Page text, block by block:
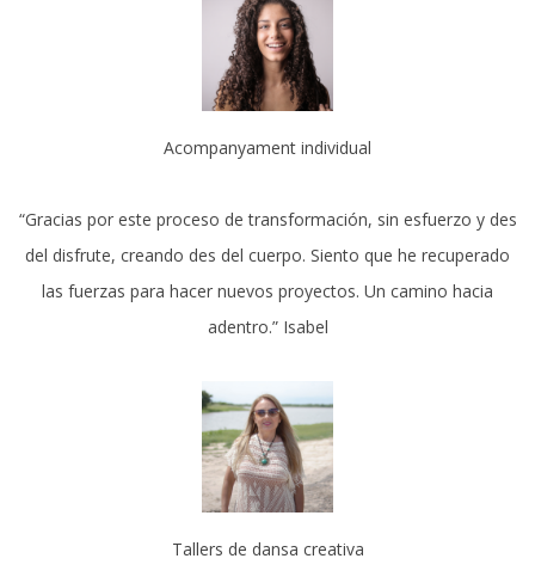
Acompanyament individual
“Gracias por este proceso de transformación, sin esfuerzo y des
del disfrute, creando des del cuerpo. Siento que he recuperado
las fuerzas para hacer nuevos proyectos. Un camino hacia
adentro.” Isabel
Tallers de dansa creativa